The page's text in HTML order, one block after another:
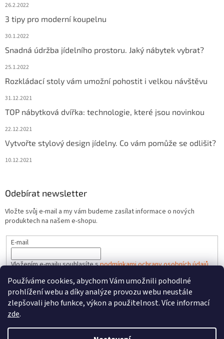
Používáme cookies, abychom Vám umožnili pohodlné
prohlížení webu a díky analýze provozu webu neustále
zlepšovali jeho funkce, výkon a použitelnost. Více informací
zde.
26.2.2022
3 tipy pro moderní koupelnu
30.1.2022
Snadná údržba jídelního prostoru. Jaký nábytek vybrat?
25.1.2022
Rozkládací stoly vám umožní pohostit i velkou návštěvu
31.12.2021
TOP nábytková dvířka: technologie, které jsou novinkou
22.12.2021
Vytvořte stylový design jídelny. Co vám pomůže se odlišit?
10.12.2021
Odebírat newsletter
Vložte svůj e-mail a my vám budeme zasílat informace o nových
produktech na našem e-shopu.
E-mail
Vložením e-mailu souhlasíte spodmínkami ochrany osobních údajů
PŘIHLÁSIT SE